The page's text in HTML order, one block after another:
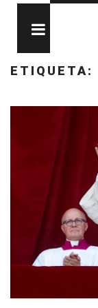
ETIQUETA: